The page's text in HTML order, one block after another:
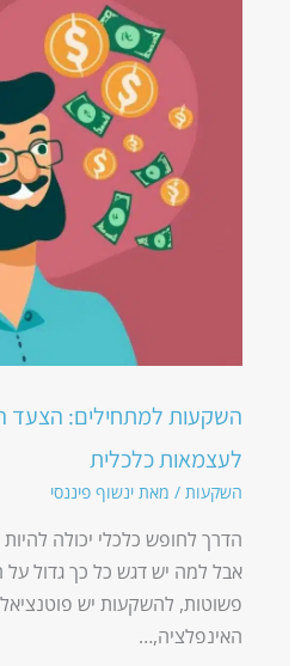
השקעות למתחילים: הצעד
לעצמאות כלכלית
השקעות/ מאת ינשוף פיננסי
הדרך לחופש כלכלי יכולה
אבל למה יש דגש כל כך גדול על
פשוטות, להשקעות יש
האינפלציה,…